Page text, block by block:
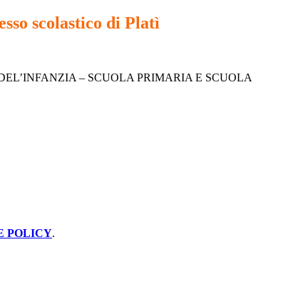
scolastico di Platì
– SCUOLA PRIMARIA E SCUOLA
POLICY.